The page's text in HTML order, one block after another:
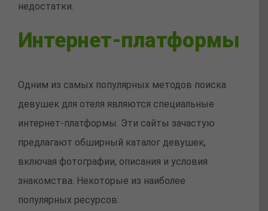
недостатки.
Интернет-платформы
Одним из самых популярных методов поиска
девушек для отеля являются специальные
интернет-платформы. Эти сайты зачастую
предлагают обширный каталог девушек,
включая фотографии, описания и условия
знакомства. Некоторые из наиболее
популярных ресурсов: